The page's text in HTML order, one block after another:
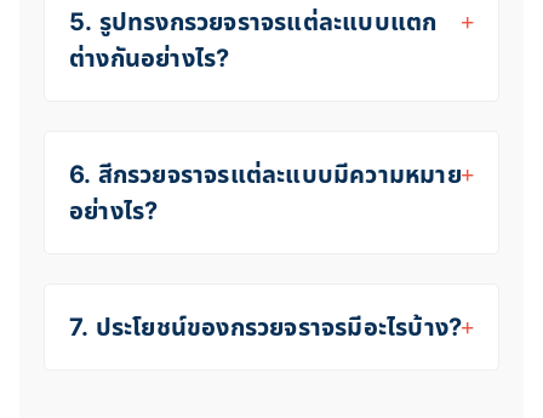
5. รูปทรงกรวยจราจรแต่ละแบบแตก
ต่างกันอย่างไร?
6. สีกรวยจราจรแต่ละแบบมีความหมาย
อย่างไร?
7. ประโยชน์ของกรวยจราจรมีอะไรบ้าง?